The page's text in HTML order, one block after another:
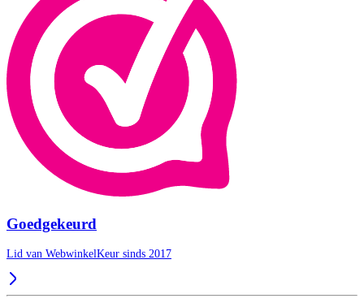
Goedgekeurd
Lid van WebwinkelKeur sinds 2017